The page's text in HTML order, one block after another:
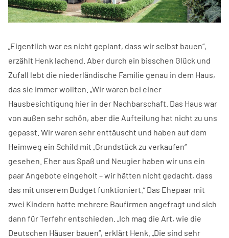
„Eigentlich war es nicht geplant, dass wir selbst bauen“,
erzählt Henk lachend. Aber durch ein bisschen Glück und
Zufall lebt die niederländische Familie genau in dem Haus,
das sie immer wollten. „Wir waren bei einer
Hausbesichtigung hier in der Nachbarschaft. Das Haus war
von außen sehr schön, aber die Aufteilung hat nicht zu uns
gepasst. Wir waren sehr enttäuscht und haben auf dem
Heimweg ein Schild mit „Grundstück zu verkaufen“
gesehen. Eher aus Spaß und Neugier haben wir uns ein
paar Angebote eingeholt – wir hätten nicht gedacht, dass
das mit unserem Budget funktioniert.“ Das Ehepaar mit
zwei Kindern hatte mehrere Baufirmen angefragt und sich
dann für Terfehr entschieden. „Ich mag die Art, wie die
Deutschen Häuser bauen“, erklärt Henk. „Die sind sehr